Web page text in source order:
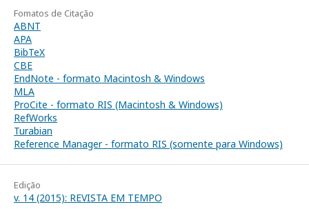
Fomatos de Citação
ABNT
APA
BibTeX
CBE
EndNote - formato Macintosh & Windows
MLA
ProCite - formato RIS (Macintosh & Windows)
RefWorks
Turabian
Reference Manager - formato RIS (somente para Windows)
Edição
v. 14 (2015): REVISTA EM TEMPO